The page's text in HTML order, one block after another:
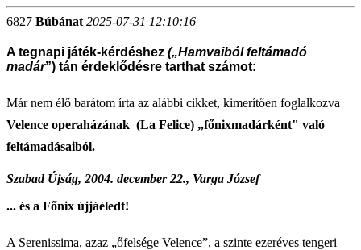
6827 Búbánat 2025-07-31 12:10:16
A tegnapi játék-kérdéshez („Hamvaiból feltámadó
madár”) tán érdeklődésre tarthat számot:
Már nem élő barátom írta az alábbi cikket, kimerítően foglalkozva
Velence operaházának (La Felice) „főnixmadárként" való
feltámadásaiból.
Szabad Újság, 2004. december 22., Varga József
... és a Főnix újjáéledt!
A Serenissima, azaz „őfelsége Velence”, a szinte ezeréves tengeri